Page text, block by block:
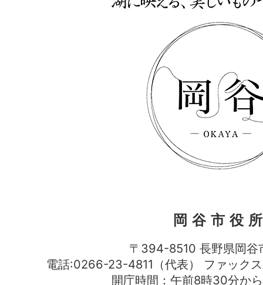
岡谷市役
〒394-8510 長野県岡谷
電話:0266-23-4811（代表） ファッ
開庁時間：午前8時30分か